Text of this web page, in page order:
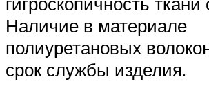
Наличие в материале
полиуретановых
срок службы изделия.